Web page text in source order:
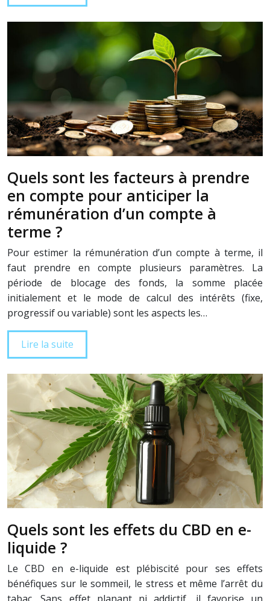
Quels sont les facteurs à prendre
en compte pour anticiper la
rémunération d’un compte à
terme ?
Pour estimer la rémunération d’un compte à terme, il
faut prendre en compte plusieurs paramètres. La
période de blocage des fonds, la somme placée
initialement et le mode de calcul des intérêts (fixe,
progressif ou variable) sont les aspects les…
Lire la suite
Quels sont les effets du CBD en e-
liquide ?
Le CBD en e-liquide est plébiscité pour ses effets
bénéfiques sur le sommeil, le stress et même l’arrêt du